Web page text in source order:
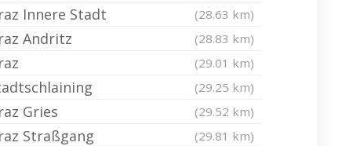
Innere Stadt (28.63 km)
Andritz (28.83 km)
(29.01 km)
(29.25 km)
Gries (29.52 km)
Straßgang (29.81 km)